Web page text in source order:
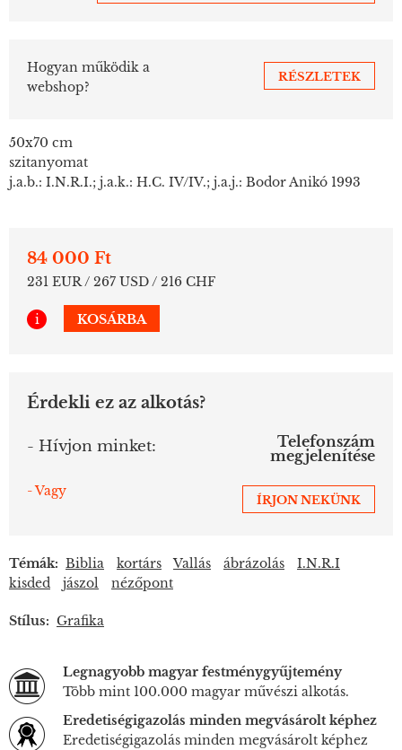
Hogyan működik a
webshop?
RÉSZLETEK
50x70 cm
szitanyomat
j.a.b.: I.N.R.I.; j.a.k.: H.C. IV/IV.; j.a.j.: Bodor Anikó 1993
84 000 Ft
231 EUR / 267 USD / 216 CHF
i KOSÁRBA
Érdekli ez az alkotás?
- Hívjon minket:
Telefonszám
megjelenítése
- Vagy
ÍRJON NEKÜNK
Témák: Biblia kortárs Vallás ábrázolás
I.N.R.I
kisded
jászol nézőpont
Stílus: Grafika
Legnagyobb magyar festménygyűjtemény
Több mint 100.000 magyar művészi alkotás.
Eredetiségigazolás minden megvásárolt képhez
Eredetiségigazolás minden megvásárolt képhez